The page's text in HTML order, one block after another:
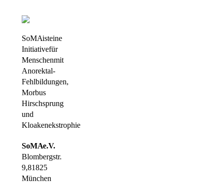
SoMA ist eine
Initiative für
Menschen mit
Anorektal-
Fehlbildungen,
Morbus
Hirschsprung
und
Kloakenekstrophie
SoMA e.V.
Blombergstr.
9, 81825
München